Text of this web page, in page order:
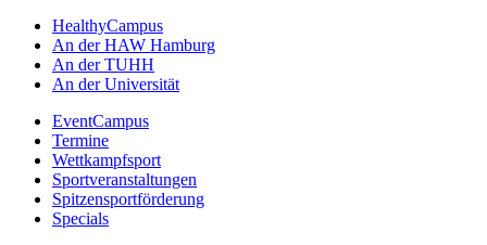
HealthyCampus
An der HAW Hamburg
An der TUHH
An der Universität
EventCampus
Termine
Wettkampfsport
Sportveranstaltungen
Spitzensportförderung
Specials